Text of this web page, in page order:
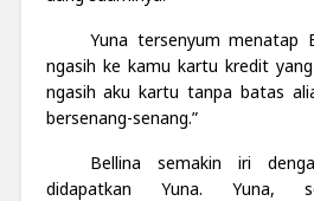
Yuna tersenyum menatap
ngasih ke kamu kartu kredit
ngasih aku kartu tanpa batas
bersenang-senang.”
Bellina semakin iri
didapatkan Yuna. Yuna,